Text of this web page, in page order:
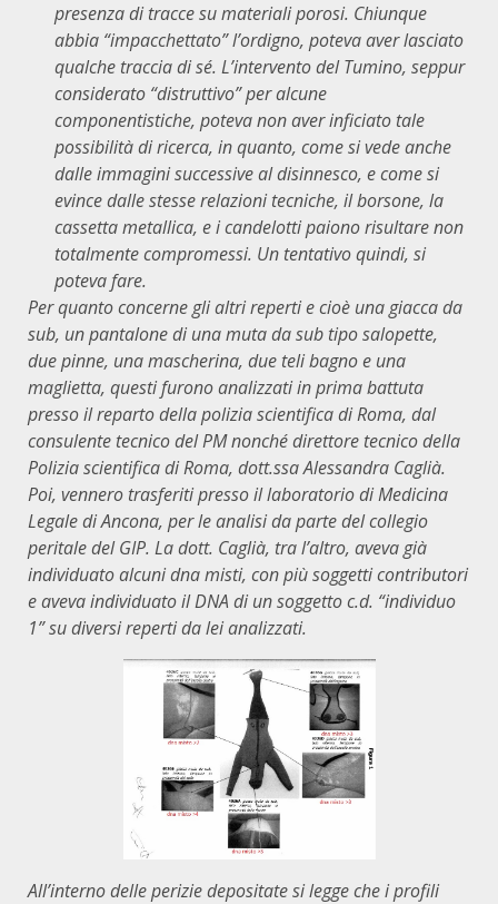
presenza di tracce su materiali porosi. Chiunque
abbia “impacchettato” l’ordigno, poteva aver lasciato
qualche traccia di sé. L’intervento del Tumino, seppur
considerato “distruttivo” per alcune
componentistiche, poteva non aver inficiato tale
possibilità di ricerca, in quanto, come si vede anche
dalle immagini successive al disinnesco, e come si
evince dalle stesse relazioni tecniche, il borsone, la
cassetta metallica, e i candelotti paiono risultare non
totalmente compromessi. Un tentativo quindi, si
poteva fare.
Per quanto concerne gli altri reperti e cioè una giacca da
sub, un pantalone di una muta da sub tipo salopette,
due pinne, una mascherina, due teli bagno e una
maglietta, questi furono analizzati in prima battuta
presso il reparto della polizia scientifica di Roma, dal
consulente tecnico del PM nonché direttore tecnico della
Polizia scientifica di Roma, dott.ssa Alessandra Caglià.
Poi, vennero trasferiti presso il laboratorio di Medicina
Legale di Ancona, per le analisi da parte del collegio
peritale del GIP. La dott. Caglià, tra l’altro, aveva già
individuato alcuni dna misti, con più soggetti contributori
e aveva individuato il DNA di un soggetto c.d. “individuo
1” su diversi reperti da lei analizzati.
All’interno delle perizie depositate si legge che i profili